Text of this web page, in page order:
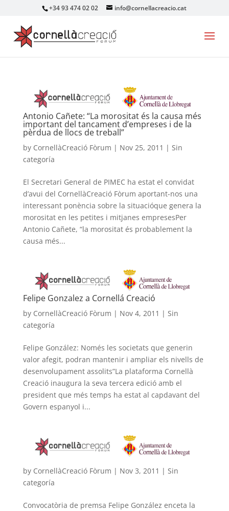
+34 93 474 02 02 info@cornellacreacio.cat
Antonio Cañete: “La morositat és la causa més
important del tancament d’empreses i de la
pèrdua de llocs de treball”
by CornellàCreació Fòrum | Nov 25, 2011 | Sin
categoría
El Secretari General de PIMEC ha estat el convidat
d’avui del CornellàCreació Fòrum aportant-nos una
interessant ponència sobre la situacióque genera la
morositat en les petites i mitjanes empresesPer
Antonio Cañete, “la morositat és probablement la
causa més...
Felipe Gonzalez a Cornellá Creació
by CornellàCreació Fòrum | Nov 4, 2011 | Sin
categoría
Felipe González: Només les societats que generin
valor afegit, podran mantenir i ampliar els nivells de
desenvolupament assolits”La plataforma Cornellà
Creació inaugura la seva tercera edició amb el
president que més temps ha estat al capdavant del
Govern espanyol i...
by CornellàCreació Fòrum | Nov 3, 2011 | Sin
categoría
Convocatòria de premsa Felipe González enceta la